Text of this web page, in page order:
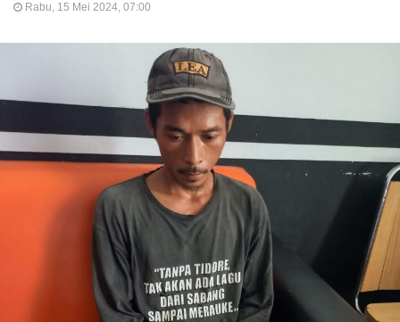
Rabu, 15 Mei 2024, 07:00